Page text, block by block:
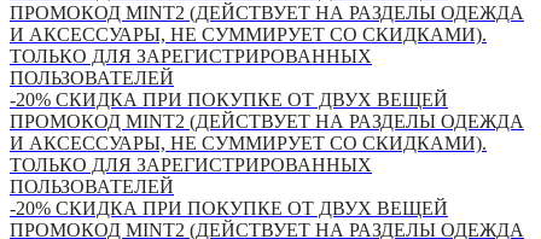
ПРОМОКОД MINT2 (ДЕЙСТВУЕТ НА РАЗДЕЛЫ ОДЕЖДА
И АКСЕССУАРЫ, НЕ СУММИРУЕТ СО СКИДКАМИ).
ТОЛЬКО ДЛЯ ЗАРЕГИСТРИРОВАННЫХ
ПОЛЬЗОВАТЕЛЕЙ
-20% СКИДКА ПРИ ПОКУПКЕ ОТ ДВУХ ВЕЩЕЙ
ПРОМОКОД MINT2 (ДЕЙСТВУЕТ НА РАЗДЕЛЫ ОДЕЖДА
И АКСЕССУАРЫ, НЕ СУММИРУЕТ СО СКИДКАМИ).
ТОЛЬКО ДЛЯ ЗАРЕГИСТРИРОВАННЫХ
ПОЛЬЗОВАТЕЛЕЙ
-20% СКИДКА ПРИ ПОКУПКЕ ОТ ДВУХ ВЕЩЕЙ
ПРОМОКОД MINT2 (ДЕЙСТВУЕТ НА РАЗДЕЛЫ ОДЕЖДА